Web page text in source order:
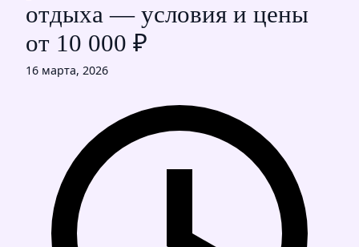
отдыха — условия и цены
от 10 000 ₽
16 марта, 2026